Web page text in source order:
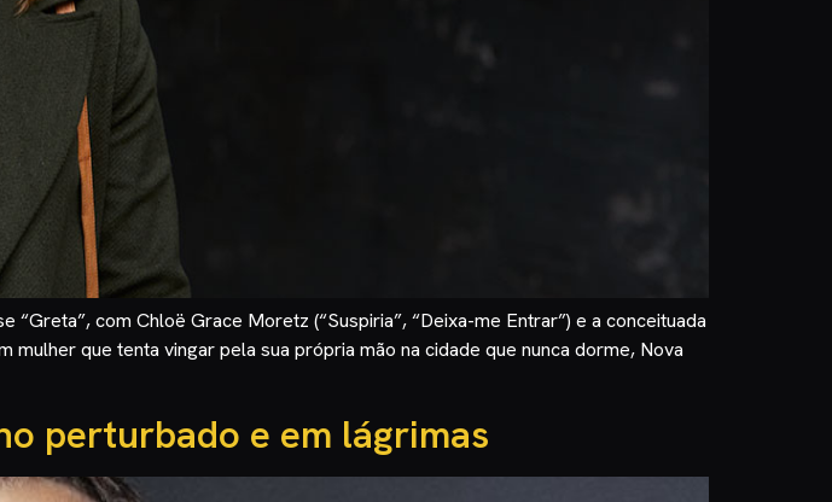
com Chloë Grace Moretz (“Suspiria”, “Deixa-me Entrar”) e a conceituada
que tenta vingar pela sua própria mão na cidade que nunca dorme, Nova
perturbado e em lágrimas